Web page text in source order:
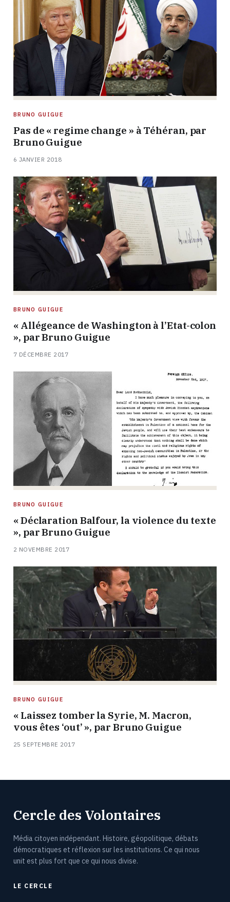
BRUNO GUIGUE
Pas de « regime change » à Téhéran, par
Bruno Guigue
6 JANVIER 2018
BRUNO GUIGUE
« Allégeance de Washington à l’Etat-colon
», par Bruno Guigue
7 DÉCEMBRE 2017
BRUNO GUIGUE
« Déclaration Balfour, la violence du texte
», par Bruno Guigue
2 NOVEMBRE 2017
BRUNO GUIGUE
« Laissez tomber la Syrie, M. Macron,
vous êtes ‘out’ », par Bruno Guigue
25 SEPTEMBRE 2017
Cercle des Volontaires
Média citoyen indépendant. Histoire, géopolitique, débats
démocratiques et réflexion sur les institutions. Ce qui nous
unit est plus fort que ce qui nous divise.
LE CERCLE